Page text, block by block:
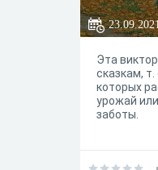
Эта
сказкам, т.
которых
урожай
заботы.